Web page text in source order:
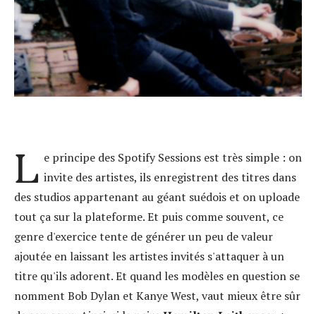
L e principe des Spotify Sessions est très simple : on
invite des artistes, ils enregistrent des titres dans
des studios appartenant au géant suédois et on uploade
tout ça sur la plateforme. Et puis comme souvent, ce
genre d'exercice tente de générer un peu de valeur
ajoutée en laissant les artistes invités s'attaquer à un
titre qu'ils adorent. Et quand les modèles en question se
nomment Bob Dylan et Kanye West, vaut mieux être sûr